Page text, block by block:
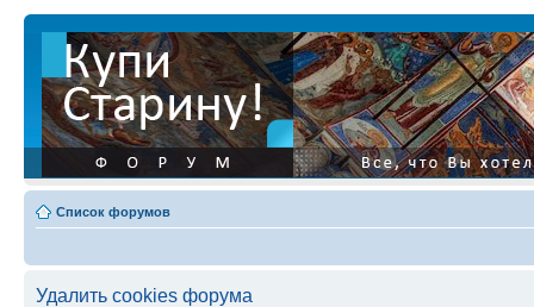
Список форумов
Удалить cookies форума